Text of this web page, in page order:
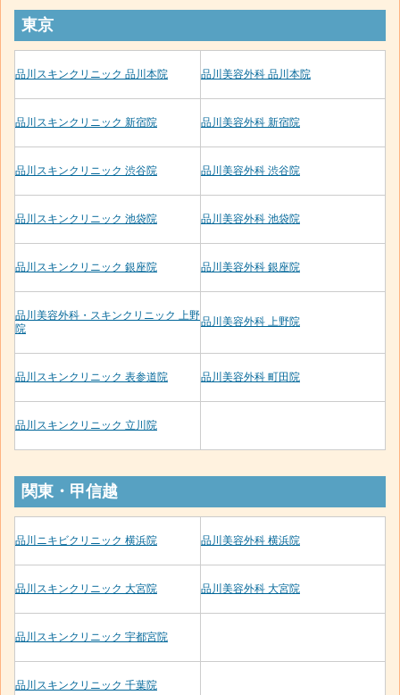
東京
品川スキンクリニック 品川本院 品川美容外科 品川本院
品川スキンクリニック 新宿院 品川美容外科 新宿院
品川スキンクリニック 渋谷院 品川美容外科 渋谷院
品川スキンクリニック 池袋院 品川美容外科 池袋院
品川スキンクリニック 銀座院 品川美容外科 銀座院
品川美容外科・スキンクリニック 上野
院
品川美容外科 上野院
品川スキンクリニック 表参道院 品川美容外科 町田院
品川スキンクリニック 立川院
関東・甲信越
品川ニキビクリニック 横浜院 品川美容外科 横浜院
品川スキンクリニック 大宮院 品川美容外科 大宮院
品川スキンクリニック 宇都宮院
品川スキンクリニック 千葉院